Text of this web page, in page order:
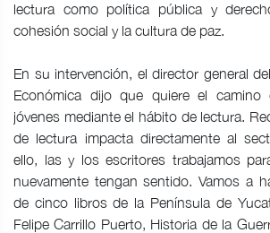
lectura como política pública y
cohesión social y la cultura de paz.
En su intervención, el director general
Económica dijo que quiere el camino
jóvenes mediante el hábito de lectura.
de lectura impacta directamente al
ello, las y los escritores trabajamos
nuevamente tengan sentido. Vamos a
de cinco libros de la Península de
Felipe Carrillo Puerto, Historia de la